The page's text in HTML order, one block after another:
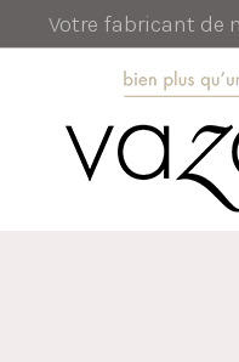
Votre fabricant de